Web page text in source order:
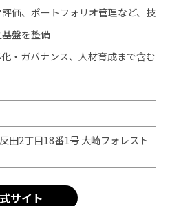
価、ポートフォリオ管理など、技
盤を整備
・ガバナンス、人材育成まで含む
田2丁目18番1号 大崎フォレスト
サイト